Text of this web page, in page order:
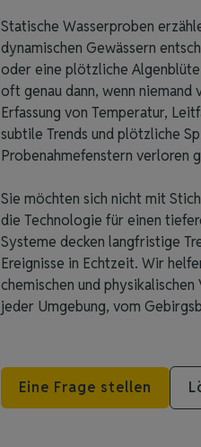
Statische Wasserproben
dynamischen Gewässern
oder eine plötzliche
oft genau dann, wenn
Erfassung von Temperatur,
subtile Trends und plötzliche
Probenahmefenstern verloren
Sie möchten sich nicht mit
die Technologie für einen
Systeme decken langfristige
Ereignisse in Echtzeit. Wir
chemischen und
jeder Umgebung, vom
Eine Frage stellen